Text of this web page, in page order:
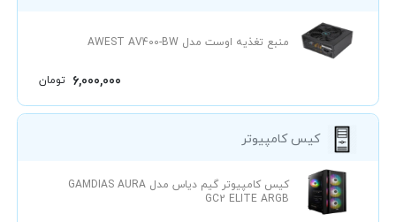
6,000,000 تومان
منبع تغذیه اوست مدل AWEST AV400-BW
کیس کامپیوتر
کیس کامپیوتر گیم دیاس مدل GAMDIAS AURA
GC2 ELITE ARGB